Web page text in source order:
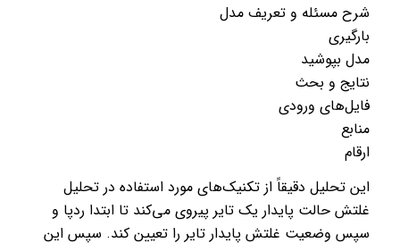
شرح مسئله و تعریف مدل
بارگیری
مدل بپوشید
نتایج و بحث
فایل‌های ورودی
منابع
ارقام
این تحلیل دقیقاً از تکنیک‌های مورد استفاده در تحلیل
غلتش حالت پایدار یک تایر پیروی می‌کند تا ابتدا ردپا و
سپس وضعیت غلتش پایدار تایر را تعیین کند. سپس این